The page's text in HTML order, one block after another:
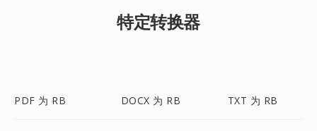
特定转换器
PDF 为 RB DOCX 为 RB TXT 为 RB